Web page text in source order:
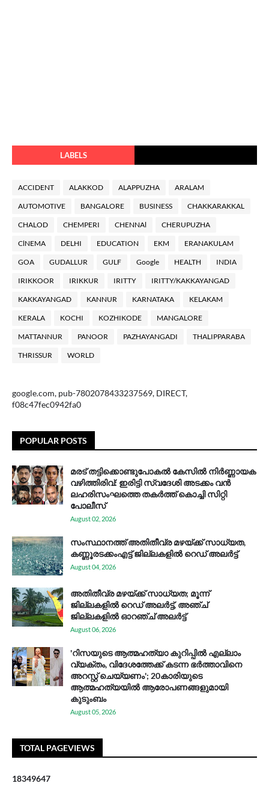
LABELS
ACCIDENT ALAKKOD ALAPPUZHA ARALAM
AUTOMOTIVE BANGALORE BUSINESS CHAKKARAKKAL
CHALOD CHEMPERI CHENNAl CHERUPUZHA
ClNEMA DELHI EDUCATION EKM ERANAKULAM
GOA GUDALLUR GULF Google HEALTH INDIA
IRIKKOOR IRIKKUR IRITTY IRITTY/KAKKAYANGAD
KAKKAYANGAD KANNUR KARNATAKA KELAKAM
KERALA KOCHI KOZHIKODE MANGALORE
MATTANNUR PANOOR PAZHAYANGADI THALIPPARABA
THRISSUR WORLD
google.com, pub-7802078433237569, DIRECT,
f08c47fec0942fa0
POPULAR POSTS
മരട് തട്ടിക്കൊണ്ടുപോകൽ കേസിൽ നിർണ്ണായക
വഴിത്തിരിവ്: ഇരിട്ടി സ്വദേശി അടക്കം വൻ
ലഹരിസംഘത്തെ തകർത്ത് കൊച്ചി സിറ്റി
പോലീസ്
August 02, 2026
സം​സ്ഥാ​ന​ത്ത് അ​തി​തീ​വ്ര മ​ഴ​യ്ക്ക് സാ​ധ്യ​ത,
കണ്ണൂരടക്കംഎ​ട്ട് ജി​ല്ല​ക​ളി​ൽ റെ​ഡ് അ​ലർ​ട്ട്
August 04, 2026
അതിതീവ്ര മഴയ്ക്ക് സാധ്യത; മൂന്ന്
ജില്ലകളിൽ റെഡ് അലർട്ട്, അഞ്ച്
ജില്ലകളിൽ ഓറഞ്ച് അലർട്ട്
August 06, 2026
'റിസയുടെ ആത്മഹത്യാ കുറിപ്പിൽ എല്ലാം
വ്യക്തം, വിദേശത്തേക്ക് കടന്ന ഭർത്താവിനെ
അറസ്റ്റ് ചെയ്യണം'; 20കാരിയുടെ
ആത്മഹത്യയിൽ ആരോപണങ്ങളുമായി
കുടുംബം
August 05, 2026
TOTAL PAGEVIEWS
18349647